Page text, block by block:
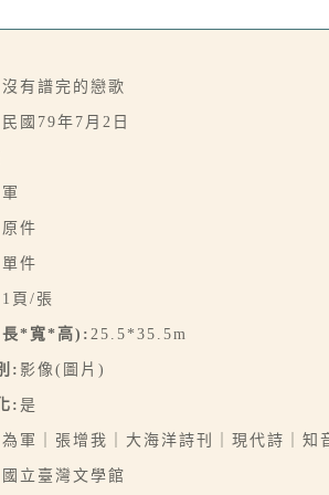
沒有譜完的戀歌
民國79年7月2日
原件
單件
1頁/張
長*寬*高): 25.5*35.5m
: 影像(圖片)
:是
為軍｜張增我｜大海洋詩刊｜現代詩｜知
國立臺灣文學館